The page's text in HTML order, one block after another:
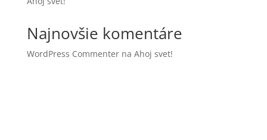
Najnovšie komentáre
WordPress Commenterna Ahoj svet!